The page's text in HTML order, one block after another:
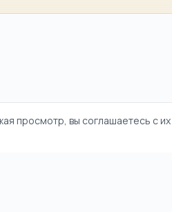
просмотр, вы соглашаетесь с их